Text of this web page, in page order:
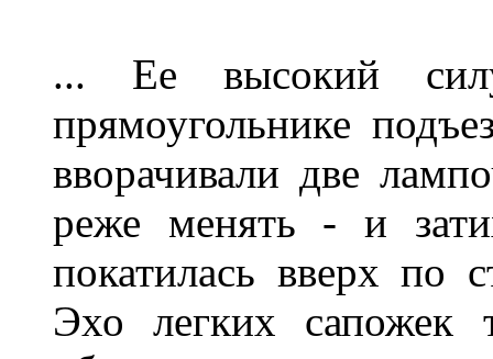
... Ее высокий
прямоугольнике
вворачивали две
реже менять - и
покатилась вверх по
Эхо легких сапожек